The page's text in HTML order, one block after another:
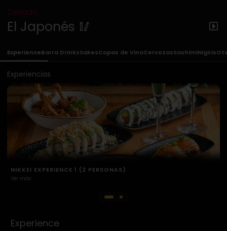
Cerrado
El Japonés 🥢
ExperienceBarra DrinksSakesCopas de VinoCervezasSashimiNigiris
Experiencias
NIKKEI EXPERIENCE 2 (2 PERSONAS)
Ver más
Experience